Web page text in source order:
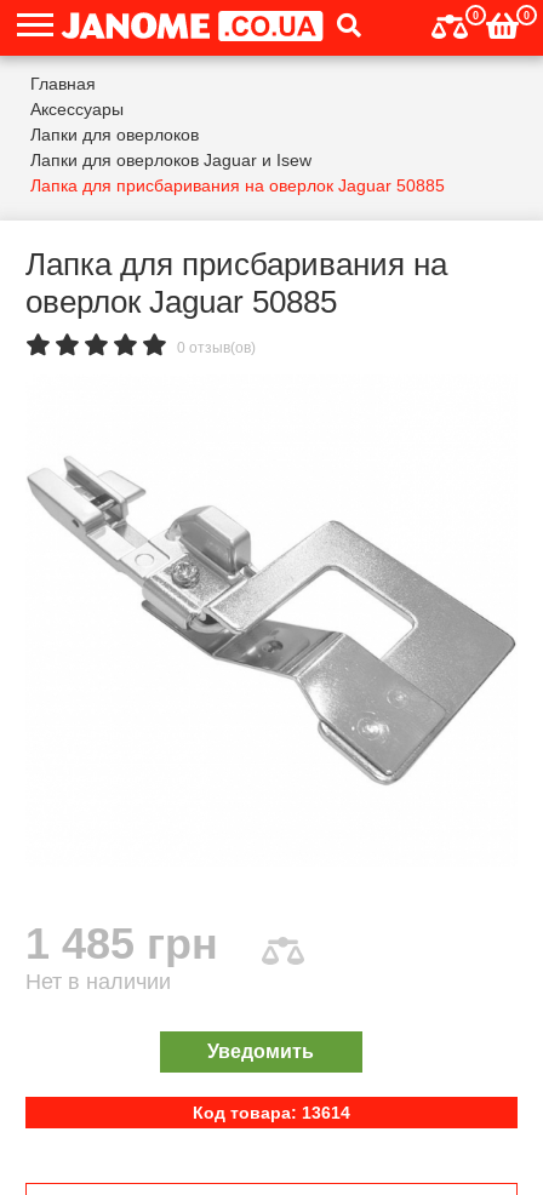
0 0
Главная
Аксессуары
Лапки для оверлоков
Лапки для оверлоков Jaguar и Isew
Лапка для присбаривания на оверлок Jaguar 50885
Лапка для присбаривания на
оверлок Jaguar 50885
0 отзыв(ов)
1 485 грн
Нет в наличии
Уведомить
Код товара: 13614